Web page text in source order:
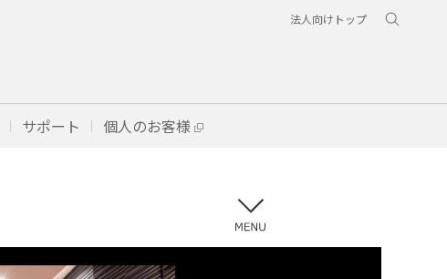
法人向けトップ
サポート 個人のお客様